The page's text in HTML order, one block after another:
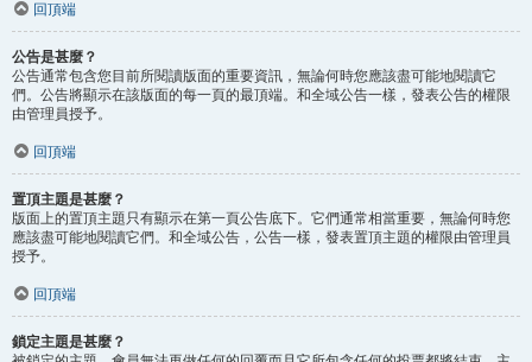
回頂端
公告是甚麼？
公告通常包含您目前所閱讀版面的重要資訊，無論何時您應該盡可能地閱讀它
們。公告將顯示在該版面的每一頁的最頂端。和全域公告一樣，發表公告的權限
由管理員授予。
回頂端
置頂主題是甚麼？
版面上的置頂主題只有顯示在第一頁公告底下。它們通常相當重要，無論何時您
應該盡可能地閱讀它們。和全域公告，公告一樣，發表置頂主題的權限由管理員
授予。
回頂端
鎖定主題是甚麼？